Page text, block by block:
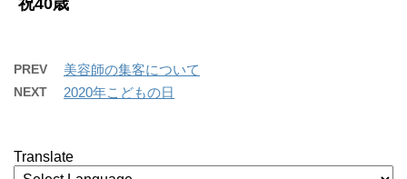
PREV 美容師の集客について
NEXT 2020年こどもの日
Translate